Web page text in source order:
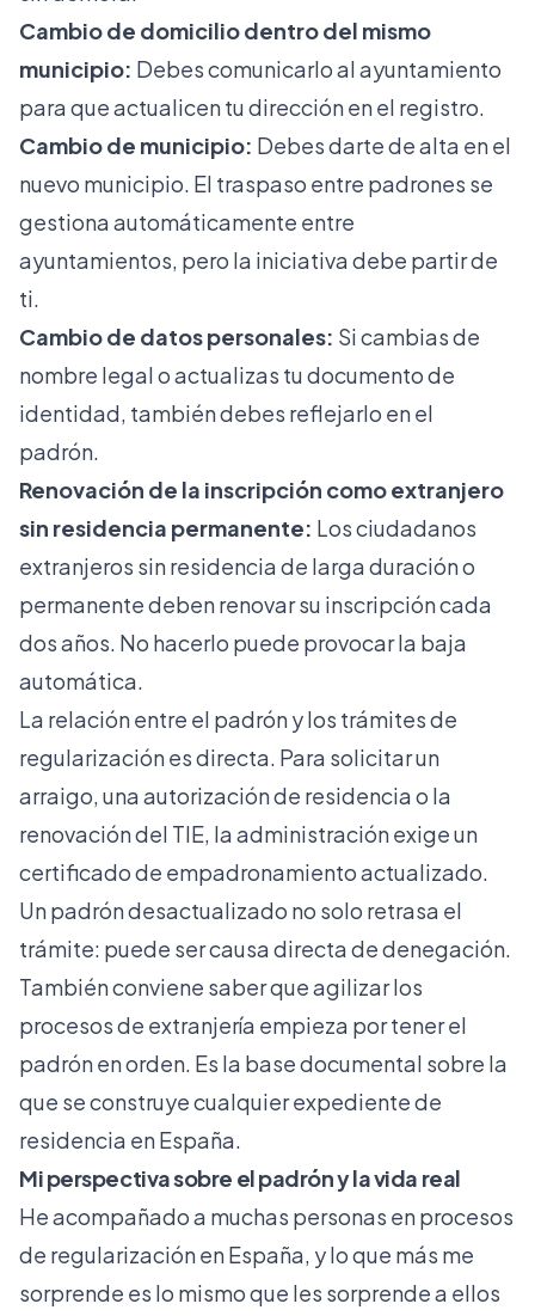
Cambio de domicilio dentro del mismo
municipio: Debes comunicarlo al ayuntamiento
para que actualicen tu dirección en el registro.
Cambio de municipio: Debes darte de alta en el
nuevo municipio. El traspaso entre padrones se
gestiona automáticamente entre
ayuntamientos, pero la iniciativa debe partir de
ti.
Cambio de datos personales: Si cambias de
nombre legal o actualizas tu documento de
identidad, también debes reflejarlo en el
padrón.
Renovación de la inscripción como extranjero
sin residencia permanente: Los ciudadanos
extranjeros sin residencia de larga duración o
permanente deben renovar su inscripción cada
dos años. No hacerlo puede provocar la baja
automática.
La relación entre el padrón y los trámites de
regularizaciónes directa. Para solicitar un
arraigo, una autorización de residencia o la
renovación del TIE, la administración exige un
certificado de empadronamiento actualizado.
Un padrón desactualizado no solo retrasa el
trámite: puede ser causa directa de denegación.
También conviene saber que agilizar los
procesos de extranjería empieza por tener el
padrón en orden. Es la base documental sobre la
que se construye cualquier expediente de
residencia en España.
Mi perspectiva sobre el padrón y la vida real
He acompañado a muchas personas en procesos
de regularización en España, y lo que más me
sorprende es lo mismo que les sorprende a ellos